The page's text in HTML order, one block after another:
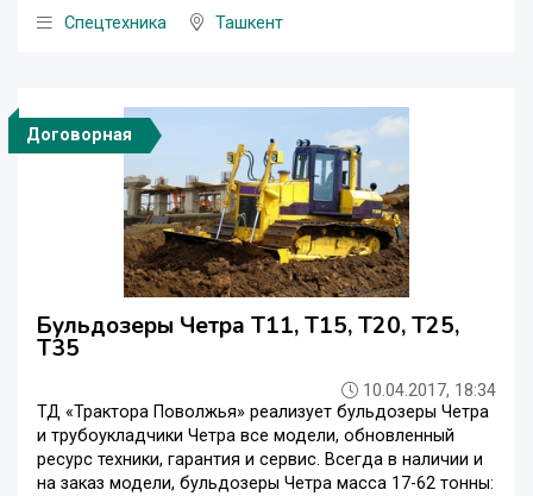
Спецтехника
Ташкент
Договорная
Бульдозеры Четра Т11, Т15, Т20, Т25,
Т35
10.04.2017, 18:34
ТД «Трактора Поволжья» реализует бульдозеры Четра
и трубоукладчики Четра все модели, обновленный
ресурс техники, гарантия и сервис. Всегда в наличии и
на заказ модели, бульдозеры Четра масса 17-62 тонны: